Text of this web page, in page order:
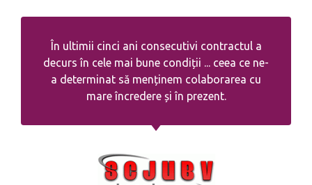
În ultimii cinci ani consecutivi contractul a
decurs în cele mai bune condiții ... ceea ce ne-
a determinat să menținem colaborarea cu
mare încredere și în prezent.